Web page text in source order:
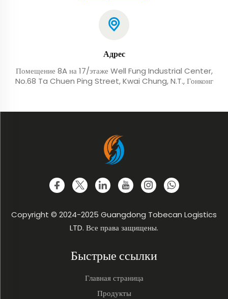
Адрес
Помещение 8A на 17/этаже Well Fung Industrial Center,
No.68 Ta Chuen Ping Street, Kwai Chung, N.T., Гонконг
Copyright © 2024-2025 Guangdong Tobecan Logistics
LTD. Все права защищены.
Быстрые ссылки
Главная страница
Продукты